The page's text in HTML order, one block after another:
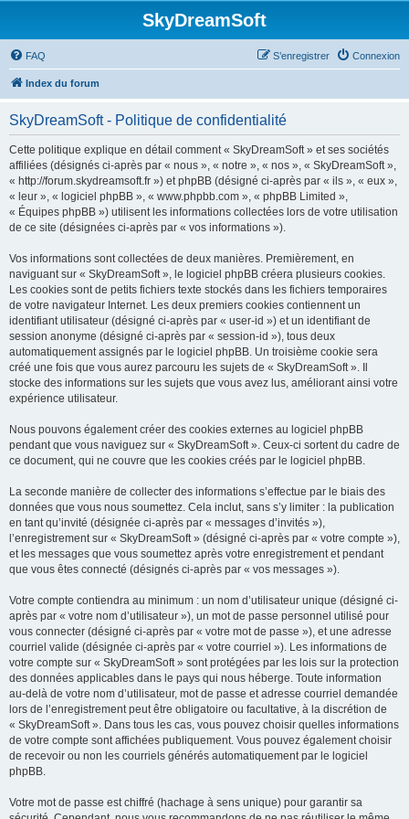
SkyDreamSoft
FAQ Connexion
S’enregistrer
Index du forum
SkyDreamSoft - Politique de confidentialité
Cette politique explique en détail comment « SkyDreamSoft » et ses sociétés
affiliées (désignés ci-après par « nous », « notre », « nos », « SkyDreamSoft »,
« http://forum.skydreamsoft.fr ») et phpBB (désigné ci-après par « ils », « eux »,
« leur », « logiciel phpBB », « www.phpbb.com », « phpBB Limited »,
« Équipes phpBB ») utilisent les informations collectées lors de votre utilisation
de ce site (désignées ci-après par « vos informations »).
Vos informations sont collectées de deux manières. Premièrement, en
naviguant sur « SkyDreamSoft », le logiciel phpBB créera plusieurs cookies.
Les cookies sont de petits fichiers texte stockés dans les fichiers temporaires
de votre navigateur Internet. Les deux premiers cookies contiennent un
identifiant utilisateur (désigné ci-après par « user-id ») et un identifiant de
session anonyme (désigné ci-après par « session-id »), tous deux
automatiquement assignés par le logiciel phpBB. Un troisième cookie sera
créé une fois que vous aurez parcouru les sujets de « SkyDreamSoft ». Il
stocke des informations sur les sujets que vous avez lus, améliorant ainsi votre
expérience utilisateur.
Nous pouvons également créer des cookies externes au logiciel phpBB
pendant que vous naviguez sur « SkyDreamSoft ». Ceux-ci sortent du cadre de
ce document, qui ne couvre que les cookies créés par le logiciel phpBB.
La seconde manière de collecter des informations s’effectue par le biais des
données que vous nous soumettez. Cela inclut, sans s’y limiter : la publication
en tant qu’invité (désignée ci-après par « messages d’invités »),
l’enregistrement sur « SkyDreamSoft » (désigné ci-après par « votre compte »),
et les messages que vous soumettez après votre enregistrement et pendant
que vous êtes connecté (désignés ci-après par « vos messages »).
Votre compte contiendra au minimum : un nom d’utilisateur unique (désigné ci-
après par « votre nom d’utilisateur »), un mot de passe personnel utilisé pour
vous connecter (désigné ci-après par « votre mot de passe »), et une adresse
courriel valide (désignée ci-après par « votre courriel »). Les informations de
votre compte sur « SkyDreamSoft » sont protégées par les lois sur la protection
des données applicables dans le pays qui nous héberge. Toute information
au-delà de votre nom d’utilisateur, mot de passe et adresse courriel demandée
lors de l’enregistrement peut être obligatoire ou facultative, à la discrétion de
« SkyDreamSoft ». Dans tous les cas, vous pouvez choisir quelles informations
de votre compte sont affichées publiquement. Vous pouvez également choisir
de recevoir ou non les courriels générés automatiquement par le logiciel
phpBB.
Votre mot de passe est chiffré (hachage à sens unique) pour garantir sa